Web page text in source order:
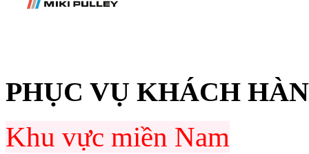
PHỤC VỤ KHÁCH
Khu vực miền Nam